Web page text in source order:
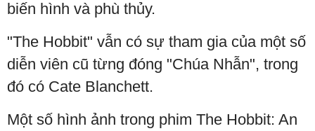
biến hình và phù thủy.
"The Hobbit" vẫn có sự tham gia của một số
diễn viên cũ từng đóng "Chúa Nhẫn", trong
đó có Cate Blanchett.
Một số hình ảnh trong phim The Hobbit: An